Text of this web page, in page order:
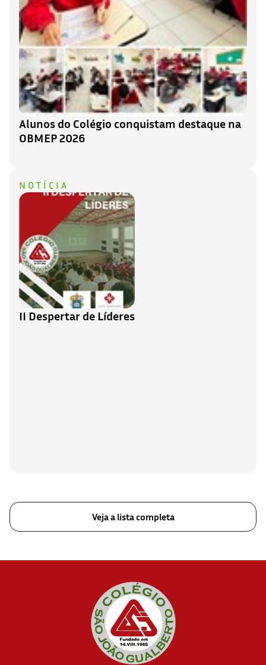
Alunos do Colégio conquistam destaque na
OBMEP 2026
NOTÍCIA
II Despertar de Líderes
Veja a lista completa